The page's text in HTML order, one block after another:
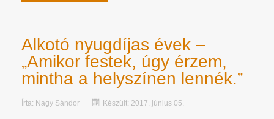
Alkotó nyugdíjas évek –
„Amikor festek, úgy érzem,
mintha a helyszínen lennék.”
Írta: Nagy Sándor Készült: 2017. június 05.